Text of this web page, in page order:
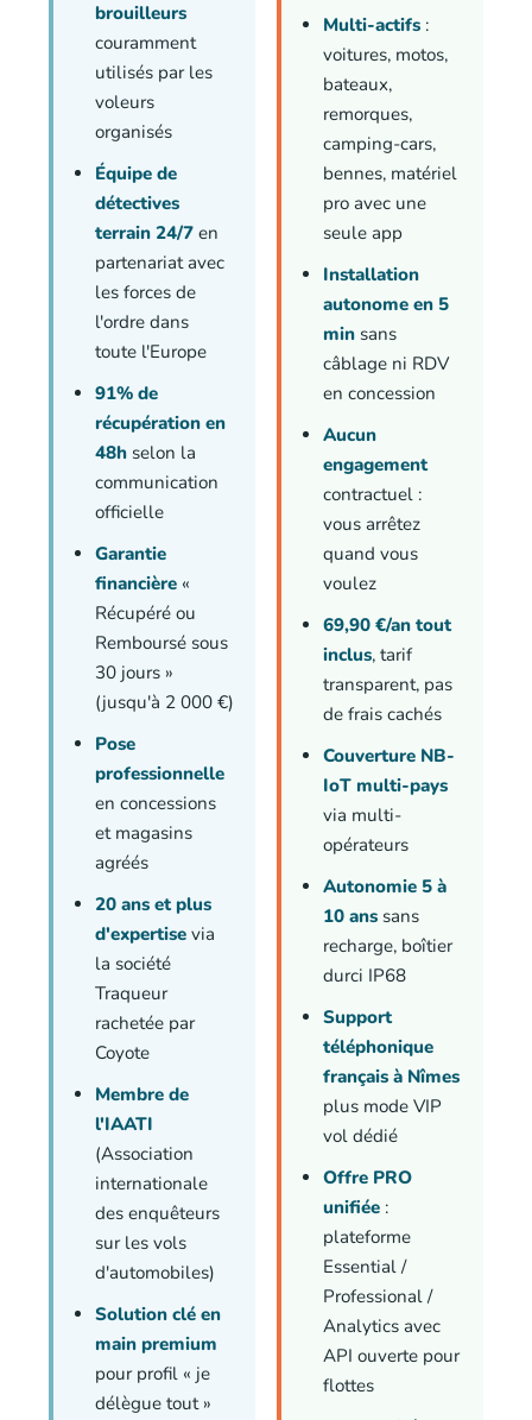
brouilleurs
couramment
utilisés par les
voleurs
organisés
Équipe de
détectives
terrain 24/7en
partenariat avec
les forces de
l'ordre dans
toute l'Europe
91% de
récupération en
48hselon la
communication
officielle
Garantie
financière«
Récupéré ou
Remboursé sous
30 jours »
(jusqu'à 2 000 €)
Pose
professionnelle
en concessions
et magasins
agréés
20 ans et plus
d'expertisevia
la société
Traqueur
rachetée par
Coyote
Membre de
l'IAATI
(Association
internationale
des enquêteurs
sur les vols
d'automobiles)
Solution clé en
main premium
pour profil « je
délègue tout »
Multi-actifs:
voitures, motos,
bateaux,
remorques,
camping-cars,
bennes, matériel
pro avec une
seule app
Installation
autonome en 5
minsans
câblage ni RDV
en concession
Aucun
engagement
contractuel :
vous arrêtez
quand vous
voulez
69,90 €/an tout
inclus, tarif
transparent, pas
de frais cachés
Couverture NB-
IoT multi-pays
via multi-
opérateurs
Autonomie 5 à
10 anssans
recharge, boîtier
durci IP68
Support
téléphonique
français à Nîmes
plus mode VIP
vol dédié
Offre PRO
unifiée:
plateforme
Essential /
Professional /
Analytics avec
API ouverte pour
flottes